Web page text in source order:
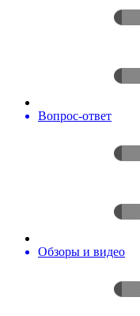
Вопрос-ответ
Обзоры и видео